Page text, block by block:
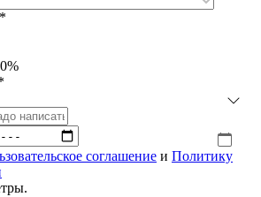
*
%
соглашение и Политику